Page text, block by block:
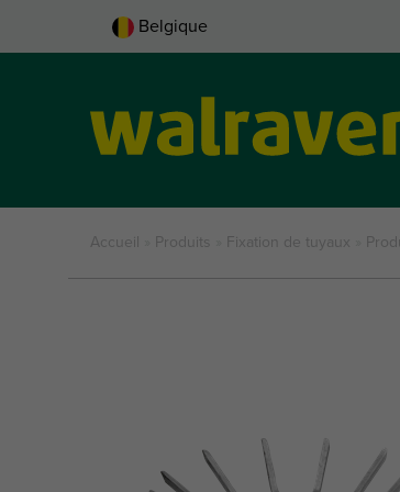
Belgique
Accueil Produits Fixation de tuyaux